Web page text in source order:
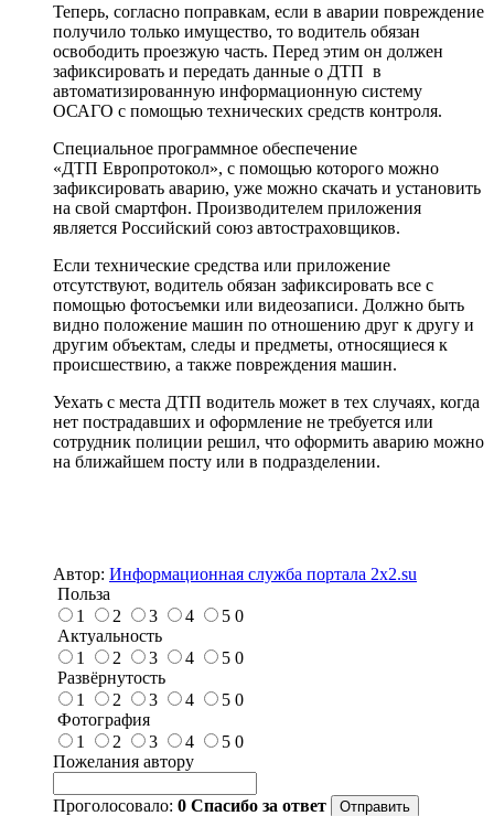
Теперь, согласно поправкам, если в аварии повреждение
получило только имущество, то водитель обязан
освободить проезжую часть. Перед этим он должен
зафиксировать и передать данные о ДТП в
автоматизированную информационную систему
ОСАГО с помощью технических средств контроля.
Специальное программное обеспечение
«ДТП Европротокол», с помощью которого можно
зафиксировать аварию, уже можно скачать и установить
на свой смартфон. Производителем приложения
является Российский союз автостраховщиков.
Если технические средства или приложение
отсутствуют, водитель обязан зафиксировать все с
помощью фотосъемки или видеозаписи. Должно быть
видно положение машин по отношению друг к другу и
другим объектам, следы и предметы, относящиеся к
происшествию, а также повреждения машин.
Уехать с места ДТП водитель может в тех случаях, когда
нет пострадавших и оформление не требуется или
сотрудник полиции решил, что оформить аварию можно
на ближайшем посту или в подразделении.
Автор: Информационная служба портала 2x2.su
Польза
1
2 3 4 5 0
Актуальность
1
2 3 4 5 0
Развёрнутость
1
2 3 4 5 0
Фотография
1
2 3 4 5 0
Пожелания автору
Проголосовало: 0 Спасибо за ответ